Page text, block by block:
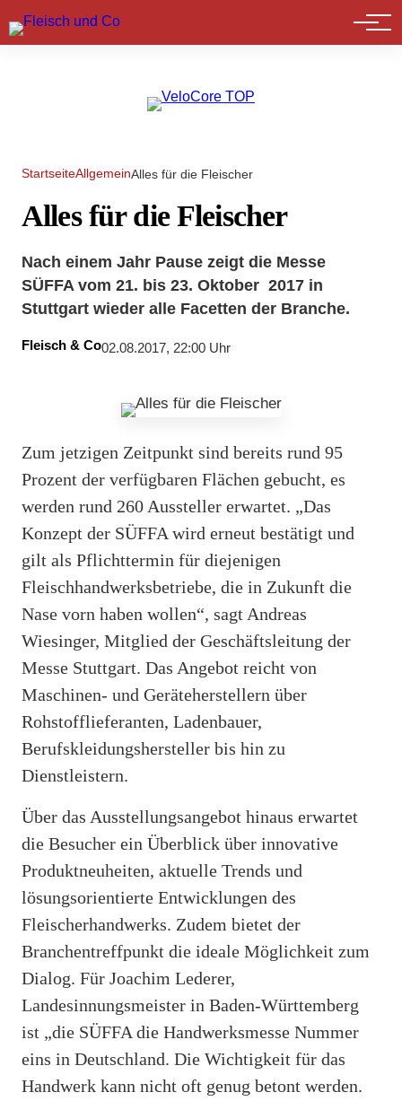
Marktführer
StartseiteAllgemeinAlles für die Fleischer
Alles für die Fleischer
Nach einem Jahr Pause zeigt die Messe
SÜFFA vom 21. bis 23. Oktober 2017 in
Stuttgart wieder alle Facetten der Branche.
Fleisch & Co02.08.2017, 22:00 Uhr
Zum jetzigen Zeitpunkt sind bereits rund 95
Prozent der verfügbaren Flächen gebucht, es
werden rund 260 Aussteller erwartet. „Das
Konzept der SÜFFA wird erneut bestätigt und
gilt als Pflichttermin für diejenigen
Fleischhandwerksbetriebe, die in Zukunft die
Nase vorn haben wollen“, sagt Andreas
Wiesinger, Mitglied der Geschäftsleitung der
Messe Stuttgart. Das Angebot reicht von
Maschinen- und Geräteherstellern über
Rohstofflieferanten, Ladenbauer,
Berufskleidungshersteller bis hin zu
Dienstleistern.
Über das Ausstellungsangebot hinaus erwartet
die Besucher ein Überblick über innovative
Produktneuheiten, aktuelle Trends und
lösungsorientierte Entwicklungen des
Fleischerhandwerks. Zudem bietet der
Branchentreffpunkt die ideale Möglichkeit zum
Dialog. Für Joachim Lederer,
Landesinnungsmeister in Baden-Württemberg
ist „die SÜFFA die Handwerksmesse Nummer
eins in Deutschland. Die Wichtigkeit für das
Handwerk kann nicht oft genug betont werden.